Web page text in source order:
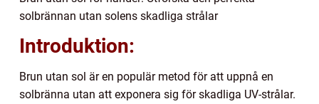
solbrännan utan solens skadliga strålar
Introduktion:
Brun utan sol är en populär metod för att uppnå en
solbränna utan att exponera sig för skadliga UV-strålar.